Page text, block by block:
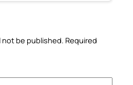
not be published. Required